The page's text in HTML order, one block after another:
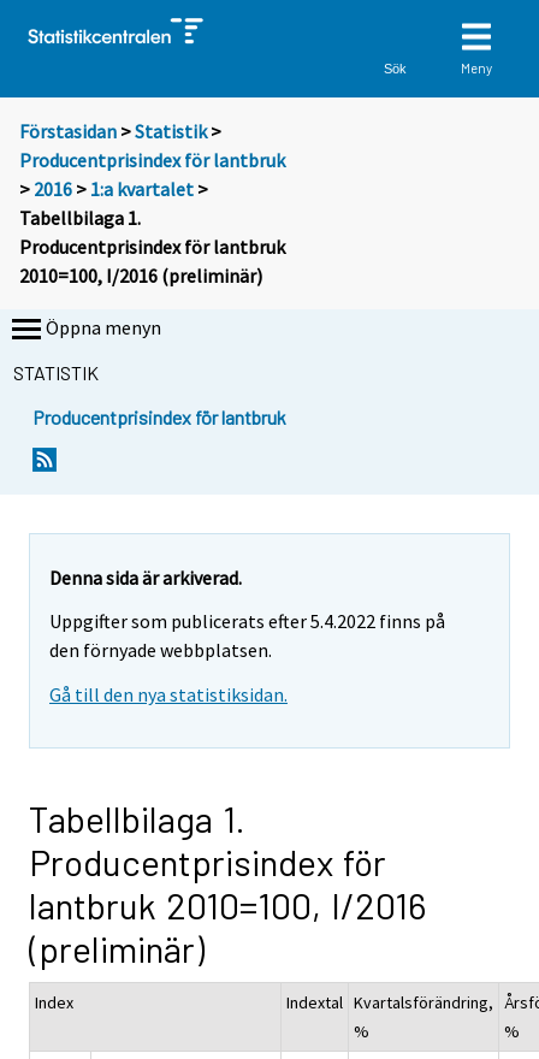
Sök Meny
Förstasidan >Statistik >
Producentprisindex för lantbruk
> 2016 > 1:a kvartalet >
Tabellbilaga 1.
Producentprisindex för lantbruk
2010=100, I/2016 (preliminär)
Öppna menyn
STATISTIK
Producentprisindex för lantbruk
Denna sida är arkiverad.
Uppgifter som publicerats efter 5.4.2022 finns på
den förnyade webbplatsen.
Gå till den nya statistiksidan.
Tabellbilaga 1.
Producentprisindex för
lantbruk 2010=100, I/2016
(preliminär)
Index Indextal Kvartalsförändring,
%
%